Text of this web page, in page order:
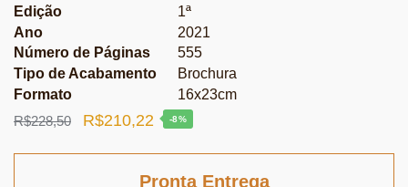
Edição
1ª
Ano
2021
Número de Páginas
555
Tipo de Acabamento
Brochura
Formato
16x23cm
R$228,50
O
R$210,22 O
atual
-8%
Pronta Entrega